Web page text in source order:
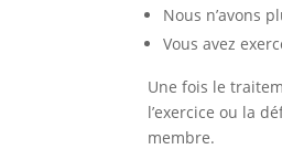
Nous n’avons
Vous avez
Une fois le
l’exercice ou la
membre.